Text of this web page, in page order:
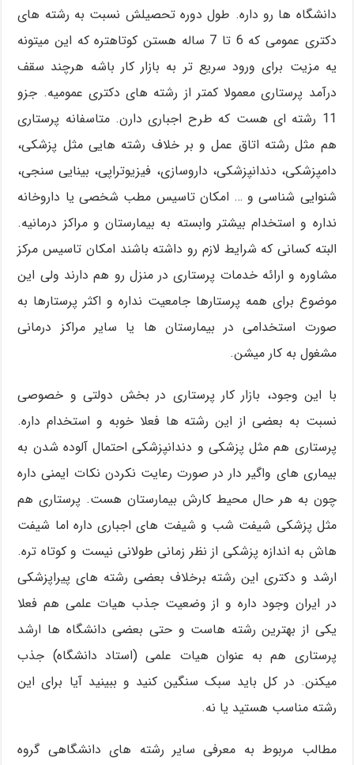
دانشگاه ها رو داره. طول دوره تحصیلش نسبت به رشته های
دکتری عمومی که 6 تا 7 ساله هستن کوتاهتره که این میتونه
یه مزیت برای ورود سریع تر به بازار کار باشه هرچند سقف
درآمد پرستاری معمولا کمتر از رشته های دکتری عمومیه. جزو
11 رشته ای هست که طرح اجباری دارن. متاسفانه پرستاری
هم مثل رشته اتاق عمل و بر خلاف رشته هایی مثل پزشکی،
دامپزشکی، دندانپزشکی، داروسازی، فیزیوتراپی، بینایی سنجی،
شنوایی شناسی و … امکان تاسیس مطب شخصی یا داروخانه
نداره و استخدام بیشتر وابسته به بیمارستان و مراکز درمانیه.
البته کسانی که شرایط لازم رو داشته باشند امکان تاسیس مرکز
مشاوره و ارائه خدمات پرستاری در منزل رو هم دارند ولی این
موضوع برای همه پرستارها جامعیت نداره و اکثر پرستارها به
صورت استخدامی در بیمارستان ها یا سایر مراکز درمانی
مشغول به کار میشن.
با این وجود، بازار کار پرستاری در بخش دولتی و خصوصی
نسبت به بعضی از این رشته ها فعلا خوبه و استخدام داره.
پرستاری هم مثل پزشکی و دندانپزشکی احتمال آلوده شدن به
بیماری های واگیر دار در صورت رعایت نکردن نکات ایمنی داره
چون به هر حال محیط کارش بیمارستان هست. پرستاری هم
مثل پزشکی شیفت شب و شیفت های اجباری داره اما شیفت
هاش به اندازه پزشکی از نظر زمانی طولانی نیست و کوتاه تره.
ارشد و دکتری این رشته برخلاف بعضی رشته های پیراپزشکی
در ایران وجود داره و از وضعیت جذب هیات علمی هم فعلا
یکی از بهترین رشته هاست و حتی بعضی دانشگاه ها ارشد
پرستاری هم به عنوان هیات علمی (استاد دانشگاه) جذب
میکنن. در کل باید سبک سنگین کنید و ببینید آیا برای این
رشته مناسب هستید یا نه.
مطالب مربوط به معرفی سایر رشته های دانشگاهی گروه